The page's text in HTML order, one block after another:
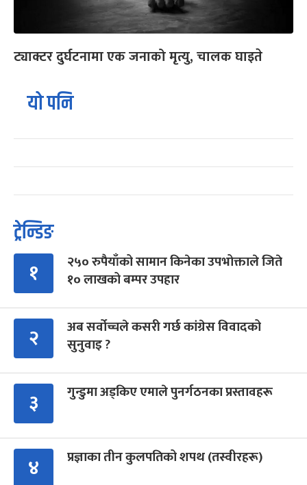
ट्याक्टर दुर्घटनामा एक जनाको मृत्यु, चालक घाइते
यो पनि
ट्रेन्डिङ
१
२५० रुपैयाँको सामान किनेका उपभोक्ताले जिते
१० लाखको बम्पर उपहार
२
अब सर्वोच्चले कसरी गर्छ कांग्रेस विवादको
सुनुवाइ ?
३ गुन्डुमा अड्किए एमाले पुनर्गठनका प्रस्तावहरू
४ प्रज्ञाका तीन कुलपतिको शपथ (तस्वीरहरू)